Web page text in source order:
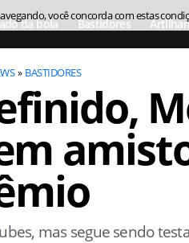
da bola Bastidores
BASTIDORES
mas segue sendo
você concorda com estas